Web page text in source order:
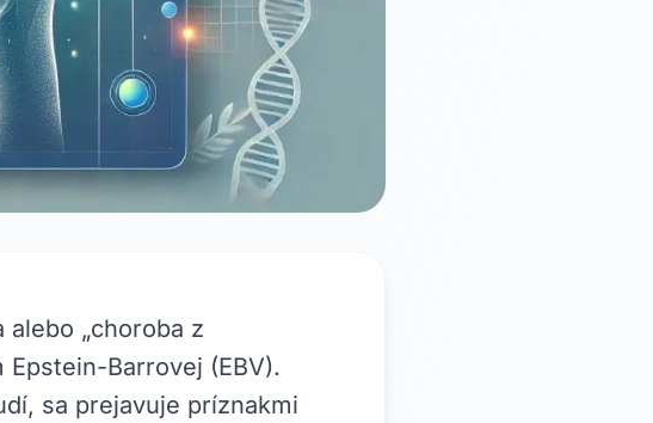
„choroba z
Barrovej (EBV).
sa prejavuje príznakmi